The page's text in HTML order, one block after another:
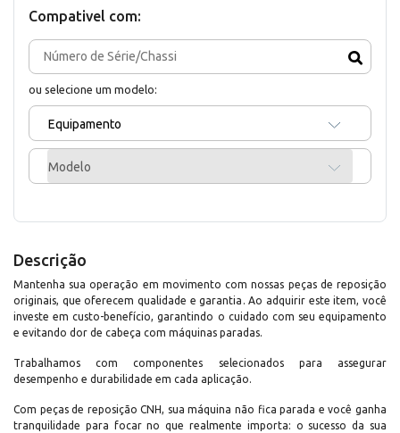
Compativel com:
ou selecione um modelo:
Equipamento
Modelo
Descrição
Mantenha sua operação em movimento com nossas peças de reposição
originais, que oferecem qualidade e garantia. Ao adquirir este item, você
investe em custo-benefício, garantindo o cuidado com seu equipamento
e evitando dor de cabeça com máquinas paradas.
Trabalhamos com componentes selecionados para assegurar
desempenho e durabilidade em cada aplicação.
Com peças de reposição CNH, sua máquina não fica parada e você ganha
tranquilidade para focar no que realmente importa: o sucesso da sua